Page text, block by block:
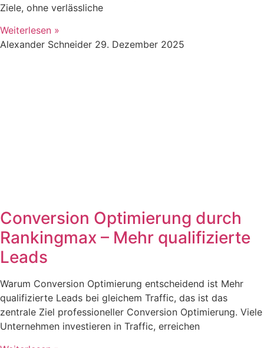
Ziele, ohne verlässliche
Weiterlesen »
Alexander Schneider 29. Dezember 2025
Conversion Optimierung durch
Rankingmax – Mehr qualifizierte
Leads
Warum Conversion Optimierung entscheidend ist Mehr
qualifizierte Leads bei gleichem Traffic, das ist das
zentrale Ziel professioneller Conversion Optimierung. Viele
Unternehmen investieren in Traffic, erreichen